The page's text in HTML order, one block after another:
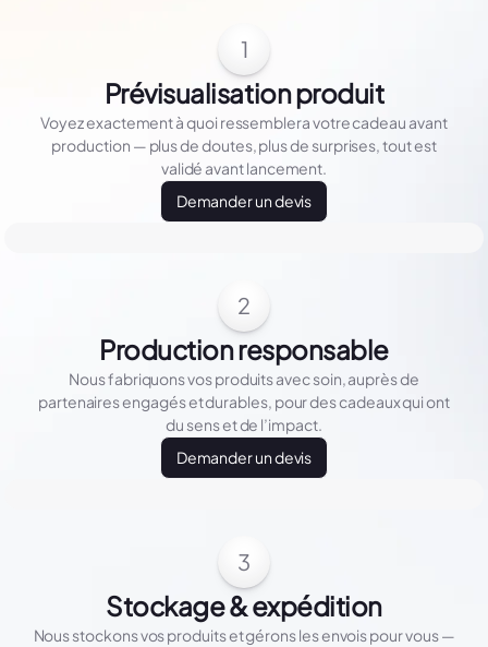
1
Prévisualisation produit
Voyez exactement à quoi ressemblera votre cadeau avant
production — plus de doutes, plus de surprises, tout est
validé avant lancement.
Demander un devis
2
Production responsable
Nous fabriquons vos produits avec soin, auprès de
partenaires engagés et durables, pour des cadeaux qui ont
du sens et de l’impact.
Demander un devis
3
Stockage & expédition
Nous stockons vos produits et gérons les envois pour vous —